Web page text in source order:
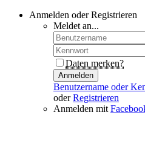
Anmelden oder Registrieren
Meldet an...
Daten merken?
Anmelden
Benutzername oder
oderRegistrieren
Anmelden mit